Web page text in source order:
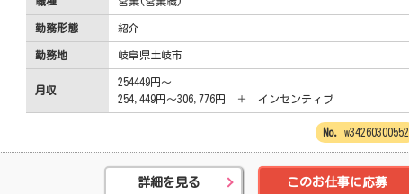
勤務形態 紹介
勤務地 岐阜県土岐市
月収
254449円～
254,449円～306,776円 ＋ インセンティブ
w34260300552
詳細を見る このお仕事に応募